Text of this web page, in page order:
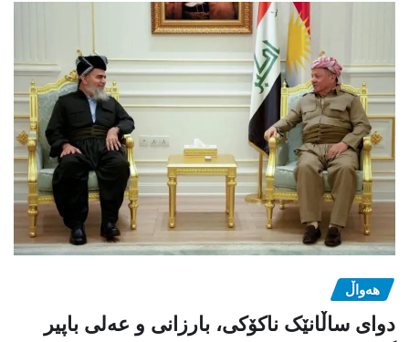
هەواڵ
دوای ساڵانێک ناکۆکی، بارزانی و عەلی باپیر